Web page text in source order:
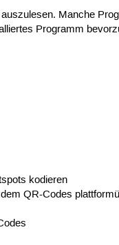
Manche
Programm
kodieren
QR-Codes